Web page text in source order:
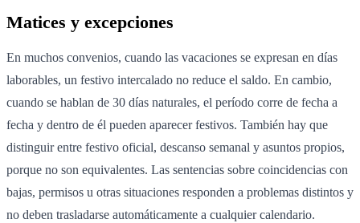
Matices y excepciones
En muchos convenios, cuando las vacaciones se expresan en días
laborables, un festivo intercalado no reduce el saldo. En cambio,
cuando se hablan de 30 días naturales, el período corre de fecha a
fecha y dentro de él pueden aparecer festivos. También hay que
distinguir entre festivo oficial, descanso semanal y asuntos propios,
porque no son equivalentes. Las sentencias sobre coincidencias con
bajas, permisos u otras situaciones responden a problemas distintos y
no deben trasladarse automáticamente a cualquier calendario.